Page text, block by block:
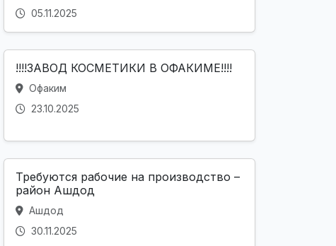
05.11.2025
!!!!ЗАВОД КОСМЕТИКИ В ОФАКИМЕ!!!!
Офаким
23.10.2025
Требуются рабочие на производство –
район Ашдод
Ашдод
30.11.2025